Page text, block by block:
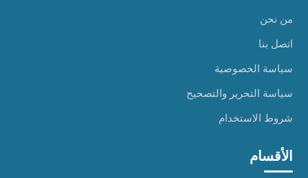
من نحن
اتصل بنا
سياسة الخصوصية
سياسة التحرير والتصحيح
شروط الاستخدام
الأقسام